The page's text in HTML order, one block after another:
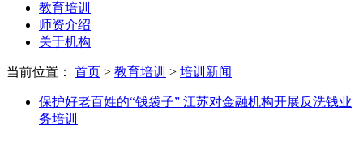
教育培训
师资介绍
关于机构
当前位置： 首页 > 教育培训 > 培训新闻
保护好老百姓的“钱袋子” 江苏对金融机构开展反洗钱业
务培训